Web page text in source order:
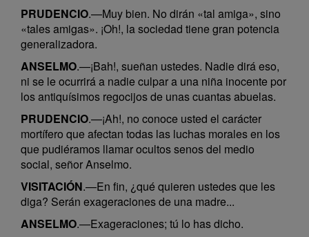
PRUDENCIO.—Muy bien. No dirán «tal amiga», sino
«tales amigas». ¡Oh!, la sociedad tiene gran potencia
generalizadora.
ANSELMO.—¡Bah!, sueñan ustedes. Nadie dirá eso,
ni se le ocurrirá a nadie culpar a una niña inocente por
los antiquísimos regocijos de unas cuantas abuelas.
PRUDENCIO.—¡Ah!, no conoce usted el carácter
mortífero que afectan todas las luchas morales en los
que pudiéramos llamar ocultos senos del medio
social, señor Anselmo.
VISITACIÓN.—En fin, ¿qué quieren ustedes que les
diga? Serán exageraciones de una madre...
ANSELMO.—Exageraciones; tú lo has dicho.